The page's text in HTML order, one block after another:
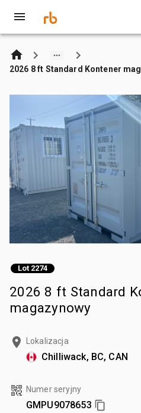
2026 8 ft Standard Kontener
Lot 2274
2026 8 ft Standard
magazynowy
Lokalizacja
Chilliwack, BC, CAN
Numer seryjny
GMPU9078653